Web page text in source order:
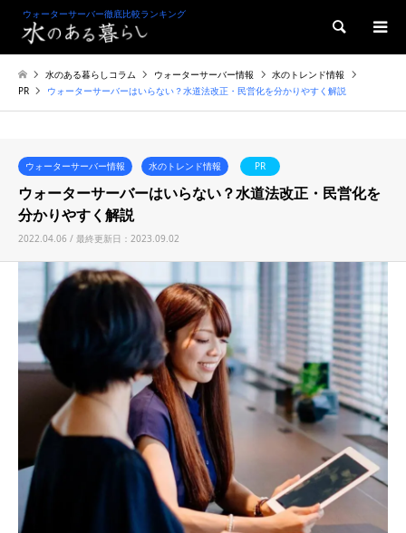
ウォーターサーバー徹底比較ランキング
検索
水のある暮らしコラム ウォーターサーバー情報
水のトレンド情報
PR
ウォーターサーバーはいらない？水道法改正・民営化を分かりやすく解説
ウォーターサーバー情報 水のトレンド情報 PR
ウォーターサーバーはいらない？水道法改正・民営化を
分かりやすく解説
2022.04.06 / 最終更新日：2023.09.02